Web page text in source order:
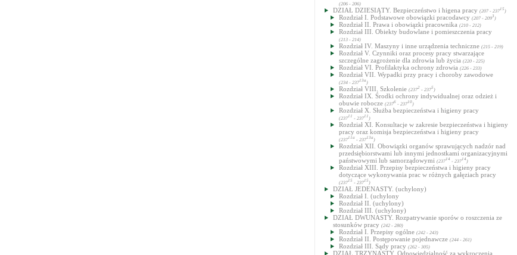
(206 - 206)
DZIAŁ DZIESIĄTY. Bezpieczeństwo i higena pracy (207 - 23715 )
Rozdział I. Podstawowe obowiązki pracodawcy (207 - 2093)
Rozdział II. Prawa i obowiązki pracownika (210 - 212)
Rozdział III. Obiekty budowlane i pomieszczenia pracy
(213 - 214)
Rozdział IV. Maszyny i inne urządzenia techniczne (215 - 219)
Rozdział V. Czynniki oraz procesy pracy stwarzające
szczególne zagrożenie dla zdrowia lub życia (220 - 225)
Rozdział VI. Profilaktyka ochrony zdrowia (226 - 233)
Rozdział VII. Wypadki przy pracy i choroby zawodowe
(234 - 23713a )
Rozdział VIII. Szkolenie (2372 - 2375 )
Rozdział IX. Środki ochrony indywidualnej oraz odzież i
obuwie robocze (2376 - 23710)
Rozdział X. Służba bezpieczeństwa i higieny pracy
(23711 - 23711 )
Rozdział XI. Konsultacje w zakresie bezpieczeństwa i higieny
pracy oraz komisja bezpieczeństwa i higieny pracy
(23711a - 23713a )
Rozdział XII. Obowiązki organów sprawujących nadzór nad
przedsiębiorstwami lub innymi jednostkami organizacyjnymi
państwowymi lub samorządowymi (23714 - 23714 )
Rozdział XIII. Przepisy bezpieczeństwa i higieny pracy
dotyczące wykonywania prac w różnych gałęziach pracy
(23715 - 23715 )
DZIAŁ JEDENASTY. (uchylony)
Rozdział I. (uchylony
Rozdział II. (uchylony)
Rozdział III. (uchylony)
DZIAŁ DWUNASTY. Rozpatrywanie sporów o roszczenia ze
stosunków pracy (242 - 280)
Rozdział I. Przepisy ogólne (242 - 243)
Rozdział II. Postępowanie pojednawcze (244 - 261)
Rozdział III. Sądy pracy (262 - 305)
DZIAŁ TRZYNASTY. Odpowiedzialność za wykroczenia